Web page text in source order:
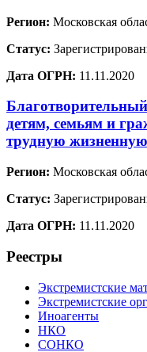
Регион: Московская
Статус:
Дата ОГРН: 11.11.2020
детям, семьям и
трудную
Регион: Московская
Статус:
Дата ОГРН: 11.11.2020
Реестры
Экстремистские
Экстремистские
Иноагенты
НКО
СОНКО